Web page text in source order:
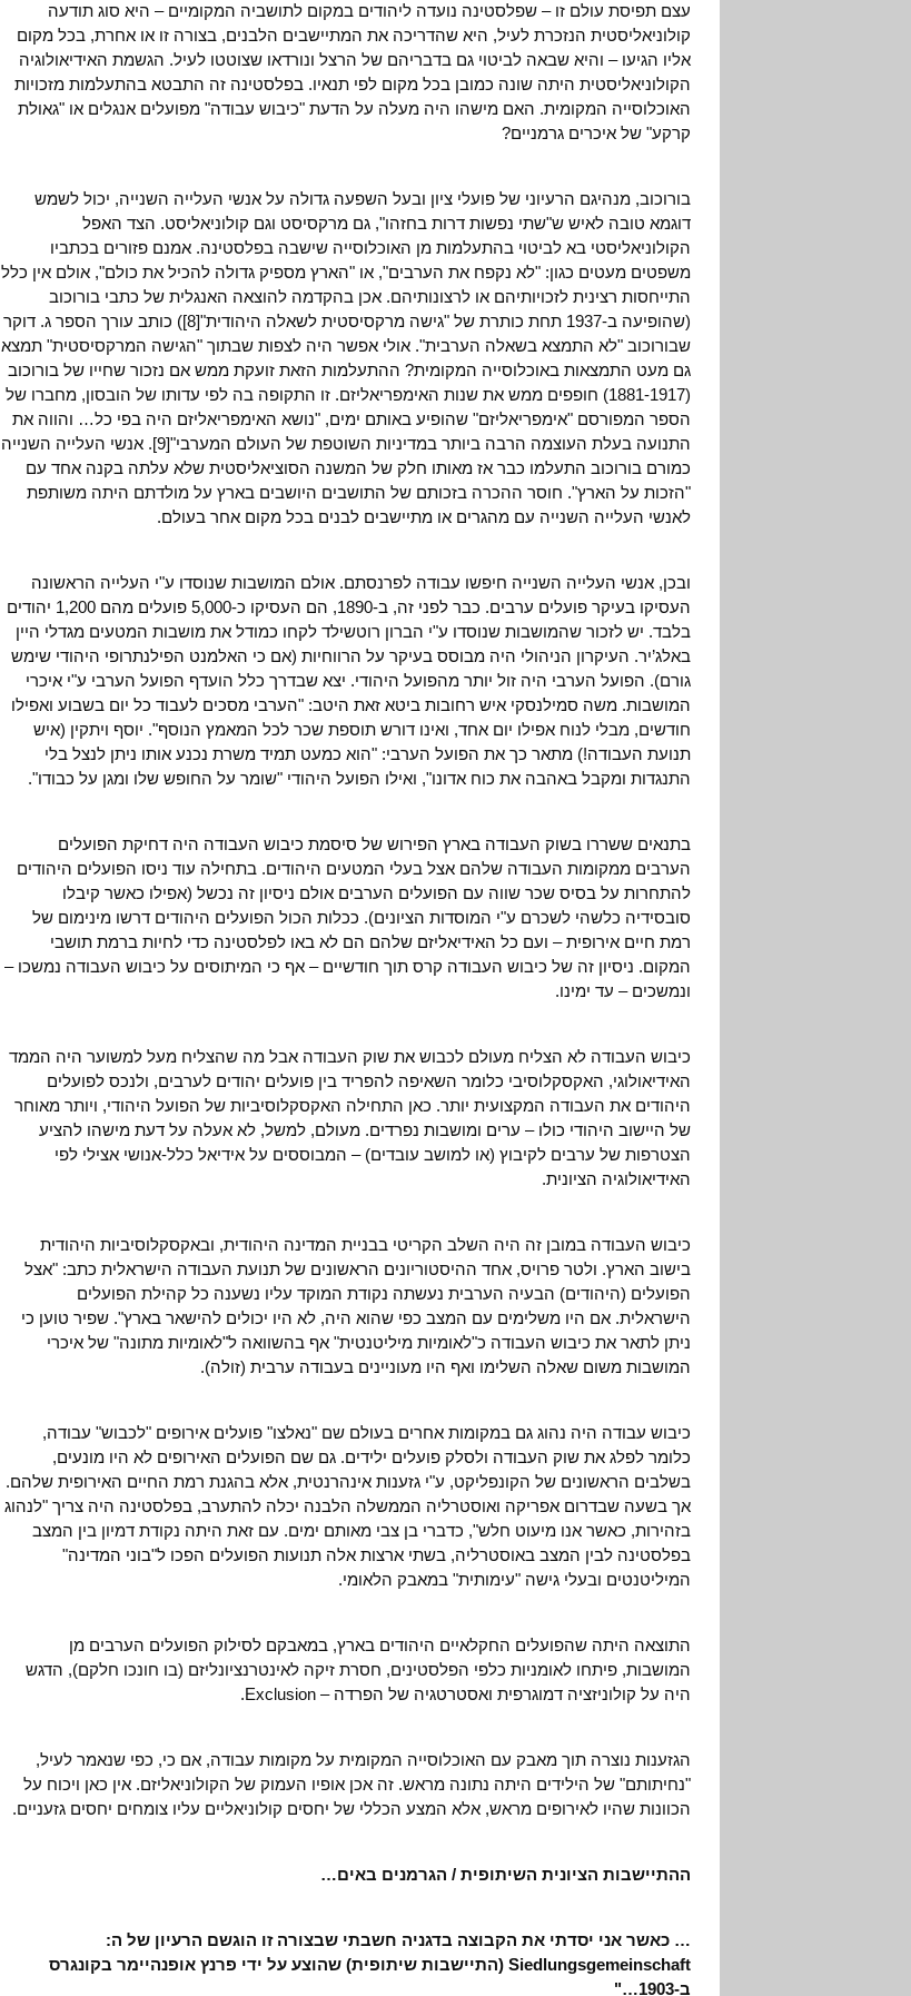
עצם תפיסת עולם זו – שפלסטינה נועדה ליהודים במקום לתושביה המקומיים – היא סוג תודעה
קולוניאליסטית הנזכרת לעיל, היא שהדריכה את המתיישבים הלבנים, בצורה זו או אחרת, בכל מקום
אליו הגיעו – והיא שבאה לביטוי גם בדבריהם של הרצל ונורדאו שצוטטו לעיל. הגשמת האידיאולוגיה
הקולוניאליסטית היתה שונה כמובן בכל מקום לפי תנאיו. בפלסטינה זה התבטא בהתעלמות מזכויות
האוכלוסייה המקומית. האם מישהו היה מעלה על הדעת "כיבוש עבודה" מפועלים אנגלים או "גאולת
קרקע" של איכרים גרמניים?
בורוכוב, מנהיגם הרעיוני של פועלי ציון ובעל השפעה גדולה על אנשי העלייה השנייה, יכול לשמש
דוגמא טובה לאיש ש"שתי נפשות דרות בחזהו", גם מרקסיסט וגם קולוניאליסט. הצד האפל
הקולוניאליסטי בא לביטוי בהתעלמות מן האוכלוסייה שישבה בפלסטינה. אמנם פזורים בכתביו
משפטים מעטים כגון: "לא נקפח את הערבים", או "הארץ מספיק גדולה להכיל את כולם", אולם אין כלל
התייחסות רצינית לזכויותיהם או לרצונותיהם. אכן בהקדמה להוצאה האנגלית של כתבי בורוכוב
(שהופיעה ב-1937 תחת כותרת של "גישה מרקסיסטית לשאלה היהודית"[8]) כותב עורך הספר ג. דוקר
שבורוכוב "לא התמצא בשאלה הערבית". אולי אפשר היה לצפות שבתוך "הגישה המרקסיסטית" תמצא
גם מעט התמצאות באוכלוסייה המקומית? ההתעלמות הזאת זועקת ממש אם נזכור שחייו של בורוכוב
(1881-1917) חופפים ממש את שנות האימפריאליזם. זו התקופה בה לפי עדותו של הובסון, מחברו של
הספר המפורסם "אימפריאליזם" שהופיע באותם ימים, "נושא האימפריאליזם היה בפי כל… והווה את
התנועה בעלת העוצמה הרבה ביותר במדיניות השוטפת של העולם המערבי"[9]. אנשי העלייה השנייה
כמורם בורוכוב התעלמו כבר אז מאותו חלק של המשנה הסוציאליסטית שלא עלתה בקנה אחד עם
"הזכות על הארץ". חוסר ההכרה בזכותם של התושבים היושבים בארץ על מולדתם היתה משותפת
לאנשי העלייה השנייה עם מהגרים או מתיישבים לבנים בכל מקום אחר בעולם.
ובכן, אנשי העלייה השנייה חיפשו עבודה לפרנסתם. אולם המושבות שנוסדו ע"י העלייה הראשונה
העסיקו בעיקר פועלים ערבים. כבר לפני זה, ב-1890, הם העסיקו כ-5,000 פועלים מהם 1,200 יהודים
בלבד. יש לזכור שהמושבות שנוסדו ע"י הברון רוטשילד לקחו כמודל את מושבות המטעים מגדלי היין
באלג’יר. העיקרון הניהולי היה מבוסס בעיקר על הרווחיות (אם כי האלמנט הפילנתרופי היהודי שימש
גורם). הפועל הערבי היה זול יותר מהפועל היהודי. יצא שבדרך כלל הועדף הפועל הערבי ע"י איכרי
המושבות. משה סמילנסקי איש רחובות ביטא זאת היטב: "הערבי מסכים לעבוד כל יום בשבוע ואפילו
חודשים, מבלי לנוח אפילו יום אחד, ואינו דורש תוספת שכר לכל המאמץ הנוסף". יוסף ויתקין (איש
תנועת העבודה!) מתאר כך את הפועל הערבי: "הוא כמעט תמיד משרת נכנע אותו ניתן לנצל בלי
התנגדות ומקבל באהבה את כוח אדונו", ואילו הפועל היהודי "שומר על החופש שלו ומגן על כבודו".
בתנאים ששררו בשוק העבודה בארץ הפירוש של סיסמת כיבוש העבודה היה דחיקת הפועלים
הערבים ממקומות העבודה שלהם אצל בעלי המטעים היהודים. בתחילה עוד ניסו הפועלים היהודים
להתחרות על בסיס שכר שווה עם הפועלים הערבים אולם ניסיון זה נכשל (אפילו כאשר קיבלו
סובסידיה כלשהי לשכרם ע"י המוסדות הציונים). ככלות הכול הפועלים היהודים דרשו מינימום של
רמת חיים אירופית – ועם כל האידיאליזם שלהם הם לא באו לפלסטינה כדי לחיות ברמת תושבי
המקום. ניסיון זה של כיבוש העבודה קרס תוך חודשיים – אף כי המיתוסים על כיבוש העבודה נמשכו –
ונמשכים – עד ימינו.
כיבוש העבודה לא הצליח מעולם לכבוש את שוק העבודה אבל מה שהצליח מעל למשוער היה הממד
האידיאולוגי, האקסקלוסיבי כלומר השאיפה להפריד בין פועלים יהודים לערבים, ולנכס לפועלים
היהודים את העבודה המקצועית יותר. כאן התחילה האקסקלוסיביות של הפועל היהודי, ויותר מאוחר
של היישוב היהודי כולו – ערים ומושבות נפרדים. מעולם, למשל, לא אעלה על דעת מישהו להציע
הצטרפות של ערבים לקיבוץ (או למושב עובדים) – המבוססים על אידיאל כלל-אנושי אצילי לפי
האידיאולוגיה הציונית.
כיבוש העבודה במובן זה היה השלב הקריטי בבניית המדינה היהודית, ובאקסקלוסיביות היהודית
בישוב הארץ. ולטר פרויס, אחד ההיסטוריונים הראשונים של תנועת העבודה הישראלית כתב: "אצל
הפועלים (היהודים) הבעיה הערבית נעשתה נקודת המוקד עליו נשענה כל קהילת הפועלים
הישראלית. אם היו משלימים עם המצב כפי שהוא היה, לא היו יכולים להישאר בארץ". שפיר טוען כי
ניתן לתאר את כיבוש העבודה כ"לאומיות מיליטנטית" אף בהשוואה ל"לאומיות מתונה" של איכרי
המושבות משום שאלה השלימו ואף היו מעוניינים בעבודה ערבית (זולה).
כיבוש עבודה היה נהוג גם במקומות אחרים בעולם שם "נאלצו" פועלים אירופים "לכבוש" עבודה,
כלומר לפלג את שוק העבודה ולסלק פועלים ילידים. גם שם הפועלים האירופים לא היו מונעים,
בשלבים הראשונים של הקונפליקט, ע"י גזענות אינהרנטית, אלא בהגנת רמת החיים האירופית שלהם.
אך בשעה שבדרום אפריקה ואוסטרליה הממשלה הלבנה יכלה להתערב, בפלסטינה היה צריך "לנהוג
בזהירות, כאשר אנו מיעוט חלש", כדברי בן צבי מאותם ימים. עם זאת היתה נקודת דמיון בין המצב
בפלסטינה לבין המצב באוסטרליה, בשתי ארצות אלה תנועות הפועלים הפכו ל"בוני המדינה"
המיליטנטים ובעלי גישה "עימותית" במאבק הלאומי.
התוצאה היתה שהפועלים החקלאיים היהודים בארץ, במאבקם לסילוק הפועלים הערבים מן
המושבות, פיתחו לאומניות כלפי הפלסטינים, חסרת זיקה לאינטרנציונליזם (בו חונכו חלקם), הדגש
היה על קולוניזציה דמוגרפית ואסטרטגיה של הפרדה – Exclusion.
הגזענות נוצרה תוך מאבק עם האוכלוסייה המקומית על מקומות עבודה, אם כי, כפי שנאמר לעיל,
"נחיתותם" של הילידים היתה נתונה מראש. זה אכן אופיו העמוק של הקולוניאליזם. אין כאן ויכוח על
הכוונות שהיו לאירופים מראש, אלא המצע הכללי של יחסים קולוניאליים עליו צומחים יחסים גזעניים.
ההתיישבות הציונית השיתופית / הגרמנים באים…
… כאשר אני יסדתי את הקבוצה בדגניה חשבתי שבצורה זו הוגשם הרעיון של ה:
Siedlungsgemeinschaft (התיישבות שיתופית) שהוצע על ידי פרנץ אופנהיימר בקונגרס
ב-1903…"